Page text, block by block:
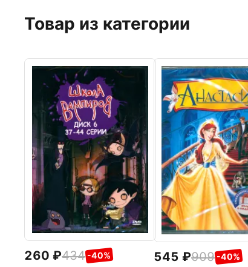
Товар из категории
260 434 -40% 545 909 -40%